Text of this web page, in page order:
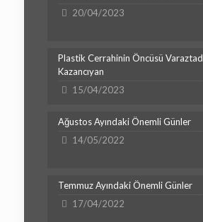
20/04/2023
Plastik Cerrahinin Öncüsü Varaztad
Kazancıyan
15/04/2023
Ağustos Ayındaki Önemli Günler
14/05/2022
Temmuz Ayındaki Önemli Günler
17/04/2022